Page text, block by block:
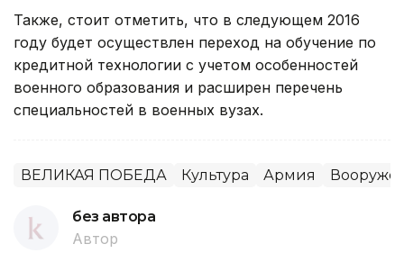
Также, стоит отметить, что в следующем 2016
году будет осуществлен переход на обучение по
кредитной технологии с учетом особенностей
военного образования и расширен перечень
специальностей в военных вузах.
ВЕЛИКАЯ ПОБЕДА Культура Армия
без автора
Автор